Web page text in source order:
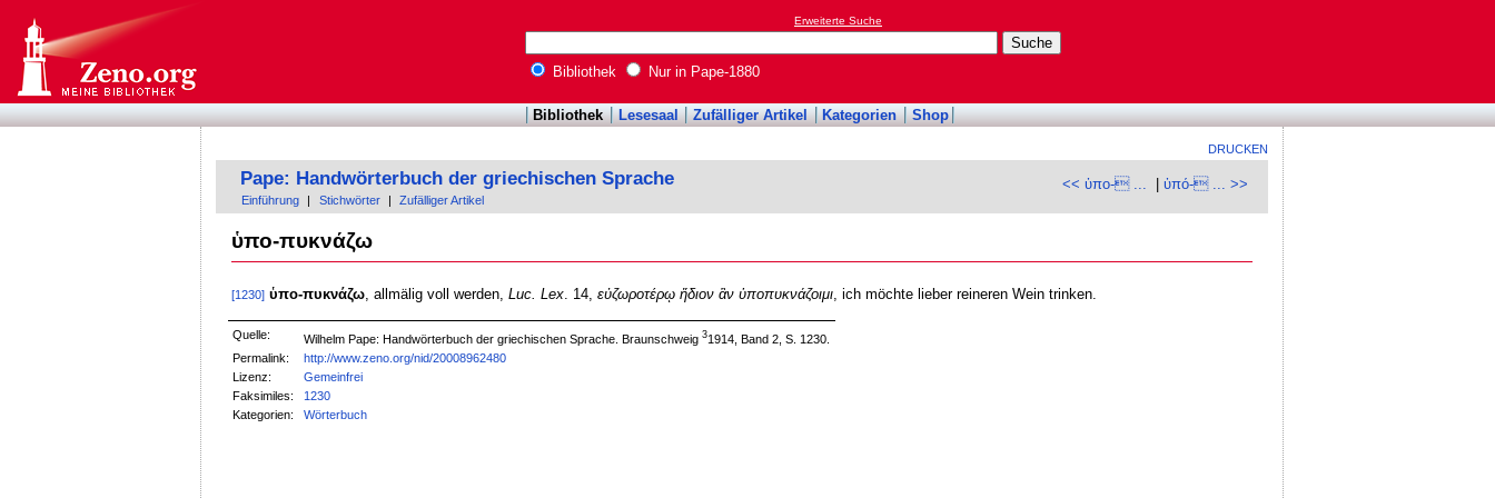
Erweiterte Suche
Bibliothek Nur in Pape-1880
Bibliothek Lesesaal Zufälliger Artikel Kategorien Shop
DRUCKEN
<< ὑπο- ... |ὑπό- ... >>
Pape: Handwörterbuch der griechischen Sprache
Einführung Stichwörter Zufälliger Artikel
ὑπο-πυκνάζω
[1230] ὑπο-πυκνάζω, allmälig voll werden, Luc. Lex. 14, εὐζωροτέρῳ ἥδιον ἂν ὑποπυκνάζοιμι, ich möchte lieber reineren Wein trinken.
Quelle: Wilhelm Pape: Handwörterbuch der griechischen Sprache. Braunschweig31914, Band 2, S. 1230.
Permalink:
http://www.zeno.org/nid/20008962480
Lizenz:
Gemeinfrei
Faksimiles:
1230
Kategorien:
Wörterbuch